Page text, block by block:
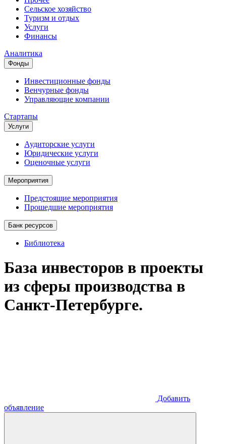
Сельское хозяйство
Туризм и отдых
Услуги
Финансы
Аналитика
Фонды
Инвестиционные фонды
Венчурные фонды
Управляющие компании
Стартапы
Услуги
Аудиторские услуги
Юридические услуги
Оценочные услуги
Мероприятия
Предстоящие мероприятия
Прошедшие мероприятия
Банк ресурсов
Библиотека
База инвесторов в проекты
из сферы производства в
Санкт-Петербурге.
Добавить
объявление